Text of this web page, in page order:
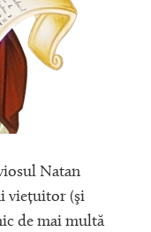
Natan
viețuitor (şi
de mai multă